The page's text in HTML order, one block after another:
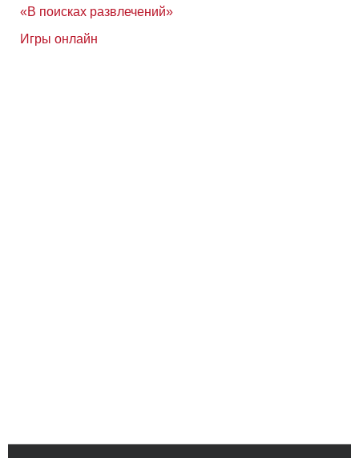
«В поисках развлечений»
Игры онлайн